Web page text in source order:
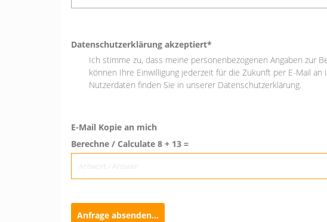
Datenschutzerklärung akzeptiert*
Ich stimme zu, dass meine personenbezogenen Angaben zur
können Ihre Einwilligung jederzeit für die Zukunft per E-Mail
Nutzerdaten finden Sie in unserer Datenschutzerklärung.
E-Mail Kopie an mich
Berechne / Calculate 8 + 13 =
Anfrage absenden...